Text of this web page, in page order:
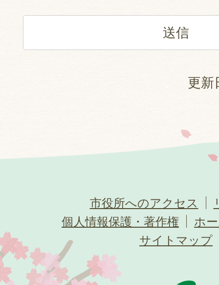
更新
市役所へのアクセス
個人情報保護・著作権
ホ
サイトマップ